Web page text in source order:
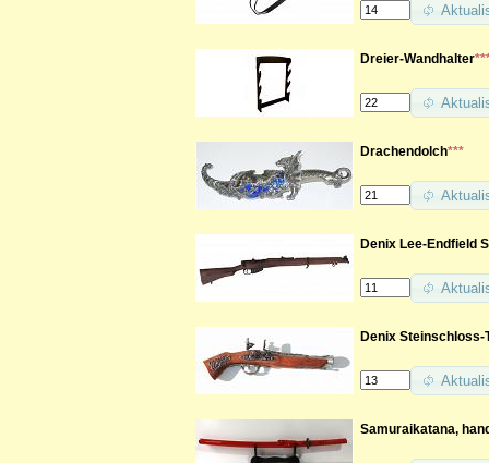
Dreier-Wandhalter
Drachendolch***
Denix Lee-Endfield
Denix Steinschloss-
Samuraikatana,